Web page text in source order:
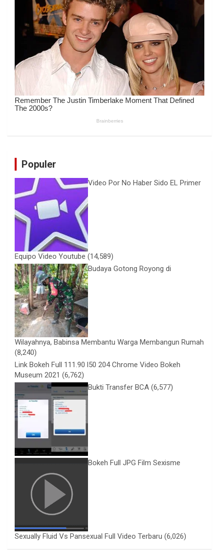
Populer
Video Por No Haber Sido EL Primer
Equipo Video Youtube (14,589)
Budaya Gotong Royong di
Wilayahnya, Babinsa Membantu Warga Membangun Rumah
(8,240)
Link Bokeh Full 111.90 l50 204 Chrome Video Bokeh
Museum 2021 (6,762)
Bukti Transfer BCA (6,577)
Bokeh Full JPG Film Sexisme
Sexually Fluid Vs Pansexual Full Video Terbaru (6,026)